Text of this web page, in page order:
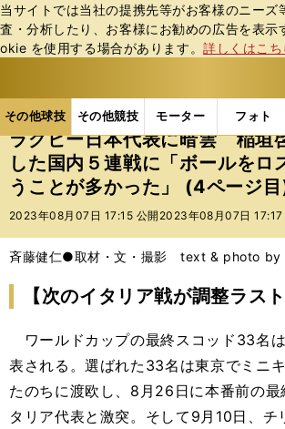
当サイトでは当社の提携先等がお客様のニーズ
査・分析したり、お客様にお勧めの広告を表⽰
okie を使⽤する場合があります。詳しくはこち
その他球技 その他競技 モーター フォト
ス
ポ
ル
テ
ー
バ
その他球技の記事一覧 ラグビー
ラグビー日本代表に暗雲 稲垣
した国内５連戦に「ボールをロ
うことが多かった」 (4ページ
2023年08月07日 17:15 公開 2023年08月07日 17:17
斉藤健仁●取材・文・撮影 text & photo by
【次のイタリア戦が調整ラスト
ワールドカップの最終スコッド33名
表される。選ばれた33名は東京でミニ
たのちに渡欧し、8月26日に本番前の最
タリア代表と激突。そして9月10日、チ